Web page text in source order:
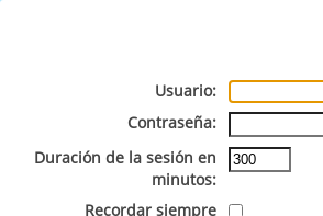
Usuario:
Contraseña:
Duración de la sesión en
minutos:
Recordar siempre